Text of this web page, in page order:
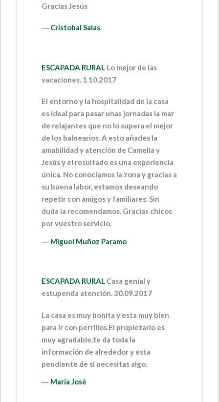
Gracias Jesús
― Cristobal Salas
ESCAPADA RURAL Lo mejor de las
vacaciones. 1.10.2017
El entorno y la hospitalidad de la casa
es ideal para pasar unas jornadas la mar
de relajantes que no lo supera el mejor
de los balnearios. A esto añades la
amabilidad y atención de Camelia y
Jesús y el resultado es una experiencia
única. No conocíamos la zona y gracias a
su buena labor, estamos deseando
repetir con amigos y familiares. Sin
duda la recomendamos. Gracias chicos
por vuestro servicio.
― Miguel Muñoz Paramo
ESCAPADA RURAL Casa genial y
estupenda atención. 30.09.2017
La casa es muy bonita y esta muy bien
para ir con perrillos.El propietario es
muy agradable,te da toda la
información de alrededor y esta
pendiente de si necesitas algo.
― María José